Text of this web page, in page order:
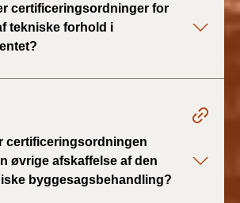
6
3 2020)
certificeringsordninger for
tekniske forhold i
certificeringsordningen
øvrige afskaffelse af den
byggesagsbehandling?